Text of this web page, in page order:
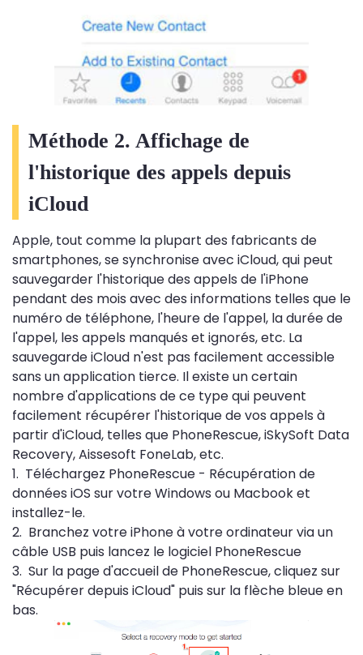
Méthode 2. Affichage de
l'historique des appels depuis
iCloud
Apple, tout comme la plupart des fabricants de
smartphones, se synchronise avec iCloud, qui peut
sauvegarder l'historique des appels de l'iPhone
pendant des mois avec des informations telles que le
numéro de téléphone, l'heure de l'appel, la durée de
l'appel, les appels manqués et ignorés, etc. La
sauvegarde iCloud n'est pas facilement accessible
sans un application tierce. Il existe un certain
nombre d'applications de ce type qui peuvent
facilement récupérer l'historique de vos appels à
partir d'iCloud, telles que PhoneRescue, iSkySoft Data
Recovery, Aissesoft FoneLab, etc.
1. Téléchargez PhoneRescue - Récupération de
données iOS sur votre Windows ou Macbook et
installez-le.
2. Branchez votre iPhone à votre ordinateur via un
câble USB puis lancez le logiciel PhoneRescue
3. Sur la page d'accueil de PhoneRescue, cliquez sur
"Récupérer depuis iCloud" puis sur la flèche bleue en
bas.